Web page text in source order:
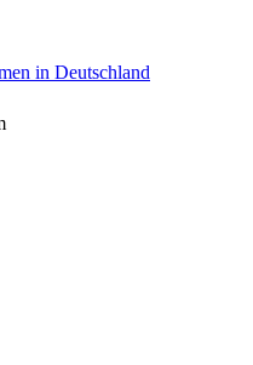
in Deutschland